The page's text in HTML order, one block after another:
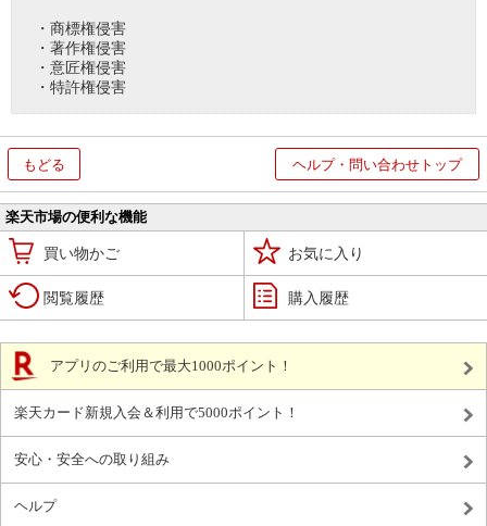
・商標権侵害
・著作権侵害
・意匠権侵害
・特許権侵害
もどる ヘルプ・問い合わせトップ
楽天市場の便利な機能
買い物かご お気に入り
閲覧履歴 購入履歴
アプリのご利用で最大1000ポイント！
楽天カード新規入会＆利用で5000ポイント！
安心・安全への取り組み
ヘルプ